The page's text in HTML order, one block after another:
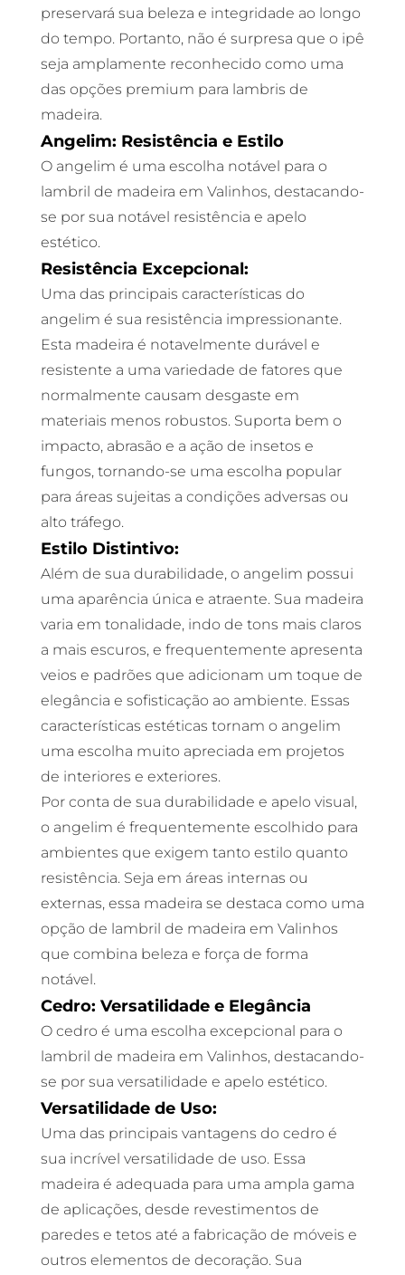
preservará sua beleza e integridade ao longo
do tempo. Portanto, não é surpresa que o ipê
seja amplamente reconhecido como uma
das opções premium para lambris de
madeira.
Angelim: Resistência e Estilo
O angelim é uma escolha notável para o
lambril de madeira em Valinhos, destacando-
se por sua notável resistência e apelo
estético.
Resistência Excepcional:
Uma das principais características do
angelim é sua resistência impressionante.
Esta madeira é notavelmente durável e
resistente a uma variedade de fatores que
normalmente causam desgaste em
materiais menos robustos. Suporta bem o
impacto, abrasão e a ação de insetos e
fungos, tornando-se uma escolha popular
para áreas sujeitas a condições adversas ou
alto tráfego.
Estilo Distintivo:
Além de sua durabilidade, o angelim possui
uma aparência única e atraente. Sua madeira
varia em tonalidade, indo de tons mais claros
a mais escuros, e frequentemente apresenta
veios e padrões que adicionam um toque de
elegância e sofisticação ao ambiente. Essas
características estéticas tornam o angelim
uma escolha muito apreciada em projetos
de interiores e exteriores.
Por conta de sua durabilidade e apelo visual,
o angelim é frequentemente escolhido para
ambientes que exigem tanto estilo quanto
resistência. Seja em áreas internas ou
externas, essa madeira se destaca como uma
opção de lambril de madeira em Valinhos
que combina beleza e força de forma
notável.
Cedro: Versatilidade e Elegância
O cedro é uma escolha excepcional para o
lambril de madeira em Valinhos, destacando-
se por sua versatilidade e apelo estético.
Versatilidade de Uso:
Uma das principais vantagens do cedro é
sua incrível versatilidade de uso. Essa
madeira é adequada para uma ampla gama
de aplicações, desde revestimentos de
paredes e tetos até a fabricação de móveis e
outros elementos de decoração. Sua